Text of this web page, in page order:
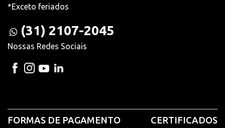
*Exceto feriados
(31) 2107-2045
Nossas Redes Sociais
FORMAS DE PAGAMENTO CERTIFICADOS